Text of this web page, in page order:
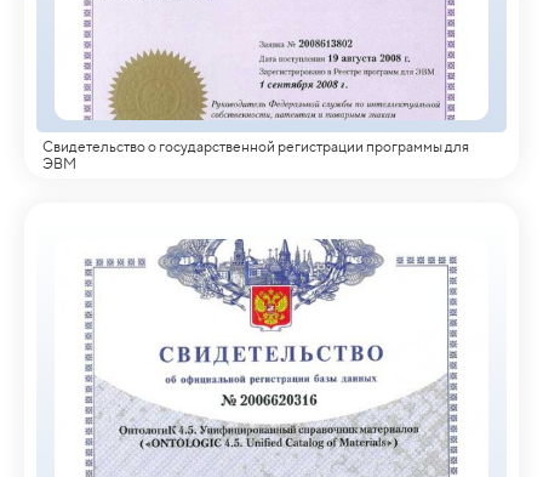
Свидетельство о государственной регистрации программы для
ЭВМ